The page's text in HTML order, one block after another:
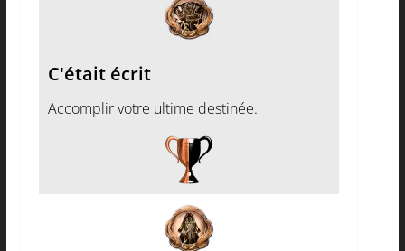
C'était écrit
Accomplir votre ultime destinée.